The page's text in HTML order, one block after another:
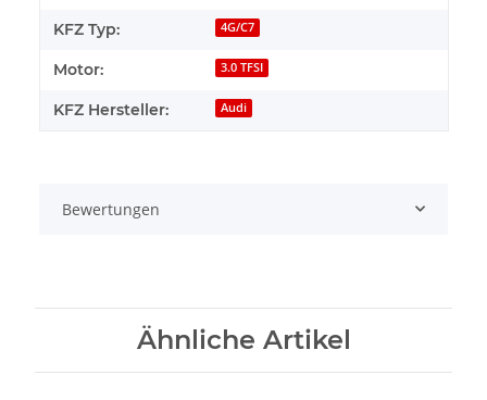
KFZ Typ: 4G/C7
Motor: 3.0 TFSI
KFZ Hersteller: Audi
Bewertungen
Ähnliche Artikel